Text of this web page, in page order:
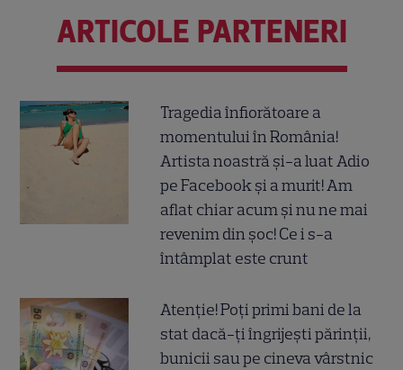
ARTICOLE PARTENERI
Tragedia înfiorătoare a
momentului în România!
Artista noastră și-a luat Adio
pe Facebook și a murit! Am
aflat chiar acum și nu ne mai
revenim din șoc! Ce i s-a
întâmplat este crunt
Atenție! Poți primi bani de la
stat dacă-ți îngrijești părinții,
bunicii sau pe cineva vârstnic